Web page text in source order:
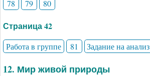
78 79 80
Страница 42
Работа в группе 81 Задание на анализ
12. Мир живой природы